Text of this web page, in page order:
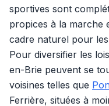
sportives sont
propices à la marche
cadre naturel pour
Pour diversifier les
en-Brie peuvent se
voisines telles que
Ferrière, situées à